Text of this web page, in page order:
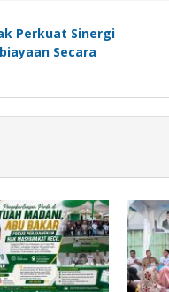
Perkuat Sinergi
Secara